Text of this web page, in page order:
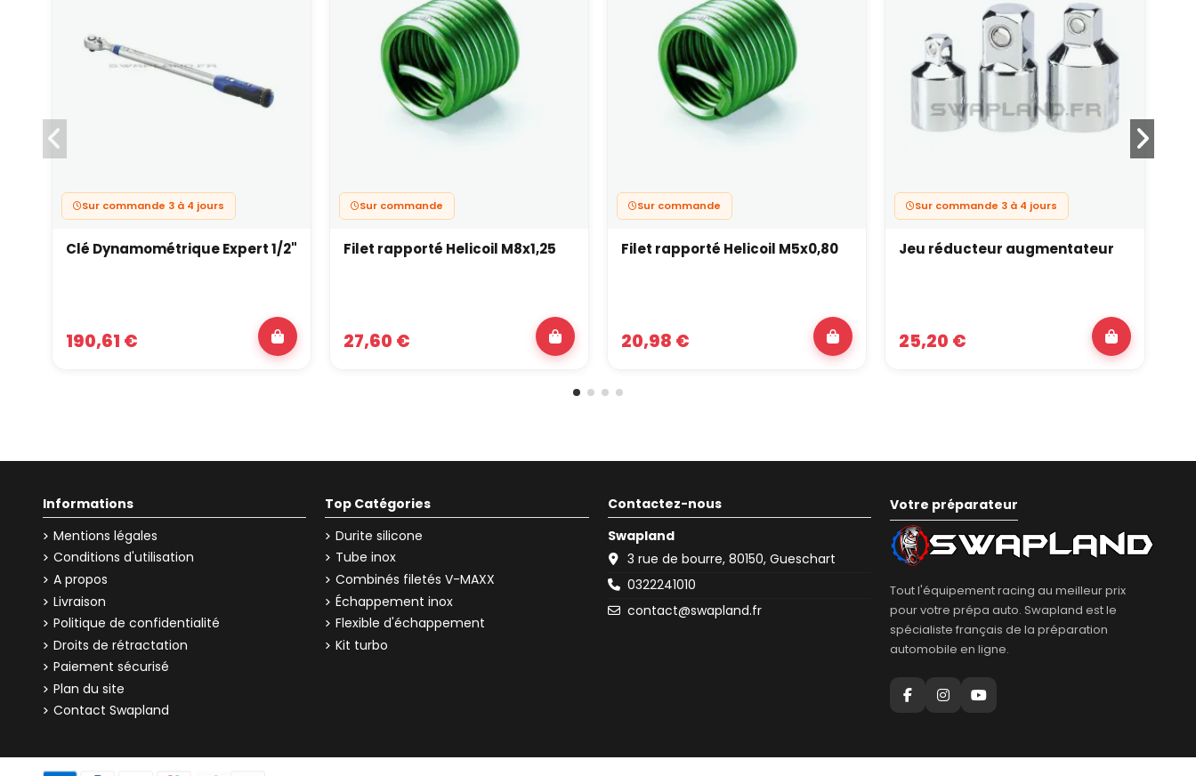
Sur commande 3 à 4 jours
Clé Dynamométrique Expert 1/2"
190,61 €
Sur commande
Filet rapporté Helicoil M8x1,25
27,60 €
Sur commande
Filet rapporté Helicoil M5x0,80
20,98 €
Sur commande 3 à 4 jours
Jeu réducteur augmentateur
25,20 €
Informations
Mentions légales
Conditions d'utilisation
A propos
Livraison
Politique de confidentialité
Droits de rétractation
Paiement sécurisé
Plan du site
Contact Swapland
Top Catégories
Durite silicone
Tube inox
Combinés filetés V-MAXX
Échappement inox
Flexible d'échappement
Kit turbo
Contactez-nous
Swapland
3 rue de bourre, 80150, Gueschart
0322241010
contact@swapland.fr
Votre préparateur
Tout l'équipement racing au meilleur prix
pour votre prépa auto. Swapland est le
spécialiste français de la préparation
automobile en ligne.